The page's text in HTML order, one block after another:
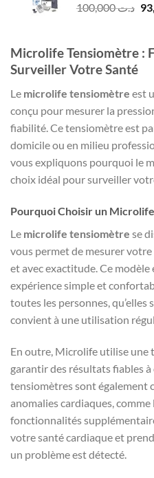
د.ت100,000
Le
Microlife Tensiomètre :
Surveiller Votre Santé
Le microlife tensiomètre est
conçu pour mesurer la
fiabilité. Ce tensiomètre est
domicile ou en milieu
vous expliquons pourquoi le
choix idéal pour surveiller
Pourquoi Choisir un
Le microlife tensiomètre se
vous permet de mesurer
et avec exactitude. Ce
expérience simple et
toutes les personnes, qu’elles
convient à une utilisation
En outre, Microlife utilise une
garantir des résultats fiables
tensiomètres sont également
anomalies cardiaques, comme
fonctionnalités
votre santé cardiaque et
un problème est détecté.